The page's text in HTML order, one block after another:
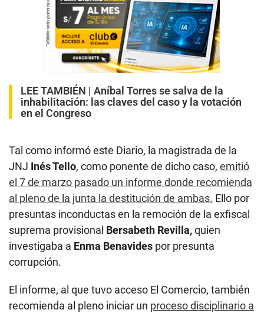
LEE TAMBIÉN | Aníbal Torres se salva de la
inhabilitación: las claves del caso y la votación
en el Congreso
Tal como informó este Diario, la magistrada de la
JNJ Inés Tello, como ponente de dicho caso, emitió
el 7 de marzo pasado un informe donde recomienda
al pleno de la junta la destitución de ambas. Ello por
presuntas inconductas en la remoción de la exfiscal
suprema provisional Bersabeth Revilla,quien
investigaba a Enma Benavides por presunta
corrupción.
El informe, al que tuvo acceso El Comercio, también
recomienda al pleno iniciar un proceso disciplinario a